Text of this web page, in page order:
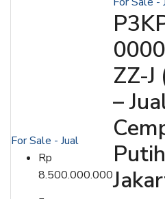
For Sale - Jual
Rp
8.500.000.000
ZZ-J
–